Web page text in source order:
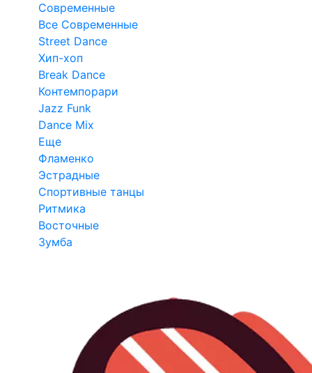
Современные
Все Современные
Street Dance
Хип-хоп
Break Dance
Контемпорари
Jazz Funk
Dance Mix
Еще
Фламенко
Эстрадные
Спортивные танцы
Ритмика
Восточные
Зумба